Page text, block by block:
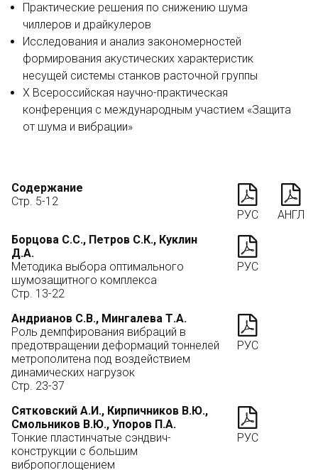
Практические решения по снижению шума
чиллеров и драйкулеров
Исследования и анализ закономерностей
формирования акустических характеристик
несущей системы станков расточной группы
Х Всероссийская научно-практическая
конференция с международным участием «Защита
от шума и вибрации»
Содержание
Стр. 5-12
РУС
АНГЛ
Борцова С.С., Петров С.К., Куклин
Д.А.
Методика выбора оптимального
шумозащитного комплекса
Стр. 13-22
РУС
Андрианов С.В., Мингалева Т.А.
Роль демпфирования вибраций в
предотвращении деформаций тоннелей
метрополитена под воздействием
динамических нагрузок
Стр. 23-37
РУС
Сятковский А.И., Кирпичников В.Ю.,
Смольников В.Ю., Упоров П.А.
Тонкие пластинчатые сэндвич-
конструкции с большим
вибропоглощением
РУС